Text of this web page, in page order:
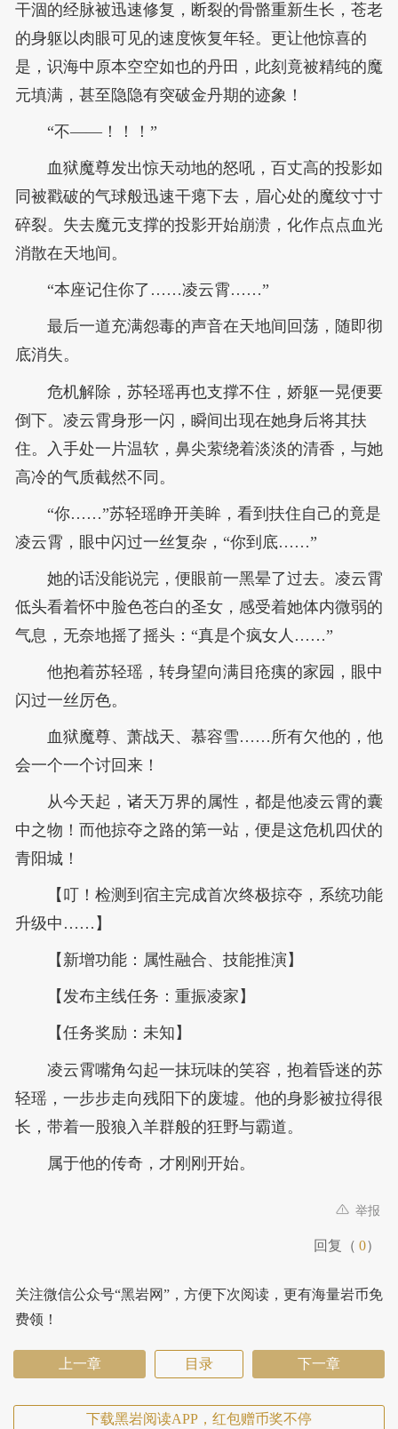
干涸的经脉被迅速修复，断裂的骨骼重新生长，苍老
的身躯以肉眼可见的速度恢复年轻。更让他惊喜的
是，识海中原本空空如也的丹田，此刻竟被精纯的魔
元填满，甚至隐隐有突破金丹期的迹象！
“不——！！！”
血狱魔尊发出惊天动地的怒吼，百丈高的投影如
同被戳破的气球般迅速干瘪下去，眉心处的魔纹寸寸
碎裂。失去魔元支撑的投影开始崩溃，化作点点血光
消散在天地间。
“本座记住你了……凌云霄……”
最后一道充满怨毒的声音在天地间回荡，随即彻
底消失。
危机解除，苏轻瑶再也支撑不住，娇躯一晃便要
倒下。凌云霄身形一闪，瞬间出现在她身后将其扶
住。入手处一片温软，鼻尖萦绕着淡淡的清香，与她
高冷的气质截然不同。
“你……”苏轻瑶睁开美眸，看到扶住自己的竟是
凌云霄，眼中闪过一丝复杂，“你到底……”
她的话没能说完，便眼前一黑晕了过去。凌云霄
低头看着怀中脸色苍白的圣女，感受着她体内微弱的
气息，无奈地摇了摇头：“真是个疯女人……”
他抱着苏轻瑶，转身望向满目疮痍的家园，眼中
闪过一丝厉色。
血狱魔尊、萧战天、慕容雪……所有欠他的，他
会一个一个讨回来！
从今天起，诸天万界的属性，都是他凌云霄的囊
中之物！而他掠夺之路的第一站，便是这危机四伏的
青阳城！
【叮！检测到宿主完成首次终极掠夺，系统功能
升级中……】
【新增功能：属性融合、技能推演】
【发布主线任务：重振凌家】
【任务奖励：未知】
凌云霄嘴角勾起一抹玩味的笑容，抱着昏迷的苏
轻瑶，一步步走向残阳下的废墟。他的身影被拉得很
长，带着一股狼入羊群般的狂野与霸道。
属于他的传奇，才刚刚开始。
举报
回复（ 0）
关注微信公众号“黑岩网”，方便下次阅读，更有海量岩币免
费领！
上一章 目录 下一章
下载黑岩阅读APP，红包赠币奖不停